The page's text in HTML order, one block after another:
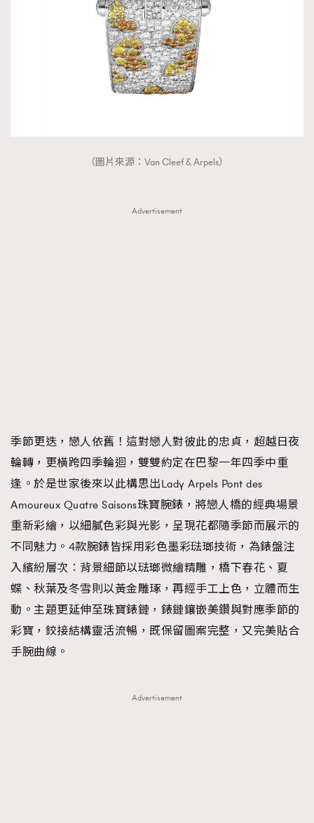
（圖片來源：Van Cleef & Arpels）
Advertisement
季節更迭，戀人依舊！這對戀人對彼此的忠貞，超越日夜
輪轉，更橫跨四季輪迴，雙雙約定在巴黎一年四季中重
逢。於是世家後來以此構思出Lady Arpels Pont des
Amoureux Quatre Saisons珠寶腕錶，將戀人橋的經典場景
重新彩繪，以細膩色彩與光影，呈現花都隨季節而展示的
不同魅力。4款腕錶皆採用彩色墨彩琺瑯技術，為錶盤注
入繽紛層次︰背景細節以琺瑯微繪精雕，橋下春花、夏
蝶、秋葉及冬雪則以黃金雕琢，再經手工上色，立體而生
動。主題更延伸至珠寶錶鏈，錶鏈鑲嵌美鑽與對應季節的
彩寶，鉸接結構靈活流暢，既保留圖案完整，又完美貼合
手腕曲線。
Advertisement